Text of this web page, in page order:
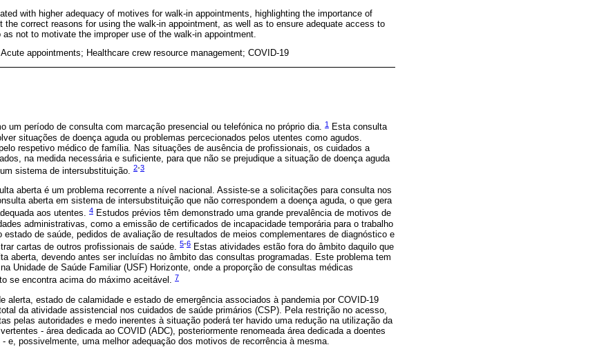
with higher adequacy of motives for walk-in appointments, highlighting the importance of
the correct reasons for using the walk-in appointment, as well as to ensure adequate access to
not to motivate the improper use of the walk-in appointment.
appointments; Healthcare crew resource management; COVID-19
um período de consulta com marcação presencial ou telefónica no próprio dia. 1
Esta consulta
situações de doença aguda ou problemas percecionados pelos utentes como agudos.
respetivo médico de família. Nas situações de ausência de profissionais, os cuidados a
na medida necessária e suficiente, para que não se prejudique a situação de doença aguda
sistema de intersubstituição. 2-3
aberta é um problema recorrente a nível nacional. Assiste-se a solicitações para consulta nos
aberta em sistema de intersubstituição que não correspondem a doença aguda, o que gera
aos utentes. 4 Estudos prévios têm demonstrado uma grande prevalência de motivos de
administrativas, como a emissão de certificados de incapacidade temporária para o trabalho
de saúde, pedidos de avaliação de resultados de meios complementares de diagnóstico e
cartas de outros profissionais de saúde. 5-6 Estas atividades estão fora do âmbito daquilo que
aberta, devendo antes ser incluídas no âmbito das consultas programadas. Este problema tem
Unidade de Saúde Familiar (USF) Horizonte, onde a proporção de consultas médicas
se encontra acima do máximo aceitável. 7
alerta, estado de calamidade e estado de emergência associados à pandemia por COVID-19
da atividade assistencial nos cuidados de saúde primários (CSP). Pela restrição no acesso,
pelas autoridades e medo inerentes à situação poderá ter havido uma redução na utilização da
- área dedicada ao COVID (ADC), posteriormente renomeada área dedicada a doentes
e, possivelmente, uma melhor adequação dos motivos de recorrência à mesma.